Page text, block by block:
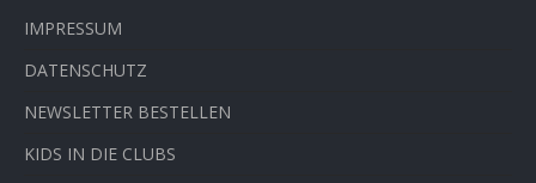
IMPRESSUM
DATENSCHUTZ
NEWSLETTER BESTELLEN
KIDS IN DIE CLUBS